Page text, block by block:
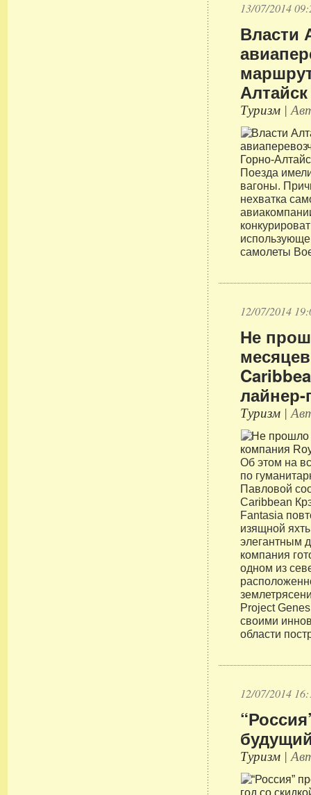
13/07/2014
Власти
Алтайск
Туризм |
Поезда
вагоны.
нехватка
самолеты
12/07/2014
Не
лайнер-
Туризм |
Об этом на
по
Павловой
Caribbean
Fantasia
изящной
элегантным
компания
одном из
Project
своими
области
12/07/2014
Туризм |